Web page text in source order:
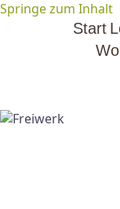
Springe zum Inhalt
Start